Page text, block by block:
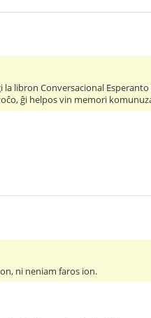
la libron Conversacional
ĝi helpos vin memori
ni neniam faros ion.